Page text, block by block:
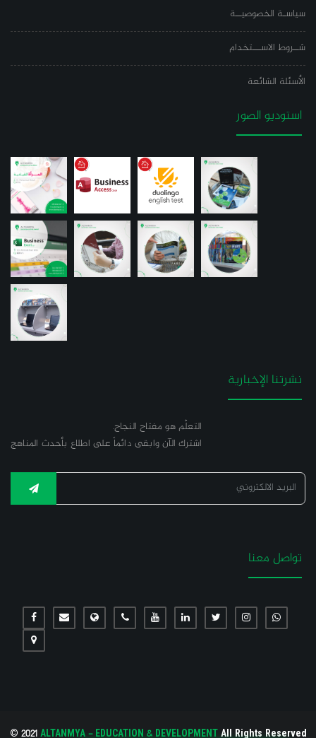
سياسـة الخصوصيــة
شــروط الاســـتخدام
الأسئلة الشائعة
استوديو الصور
نشرتنا الإخبارية
التعلّم هو مفتاح النجاح.
اشترك الآن وابقى دائماً على اطلاع بأحدث المناهج
تواصل معنا